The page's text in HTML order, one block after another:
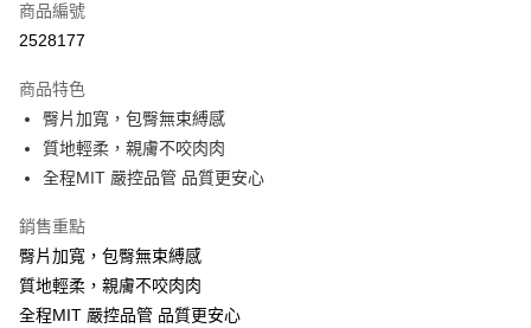
超商取貨付款
ATM付款
運送方式
付款後全家取貨
每筆NT$60，滿NT$999(含以上)免運費
商品編號
2528177
商品特色
臀片加寬，包臀無束縛感
質地輕柔，親膚不咬肉肉
全程MIT 嚴控品管 品質更安心
銷售重點
臀片加寬，包臀無束縛感
質地輕柔，親膚不咬肉肉
全程MIT 嚴控品管 品質更安心